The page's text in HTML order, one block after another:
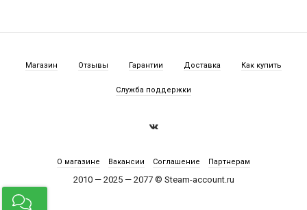
Магазин Отзывы Гарантии Доставка Как купить
Служба поддержки
2010 — 2025 — 2077 © Steam-account.ru
О магазине Вакансии Соглашение Партнерам